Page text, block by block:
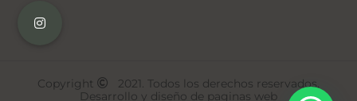
Copyright
2021. Todos los derechos reservados.
Desarrollo y diseño de paginas web